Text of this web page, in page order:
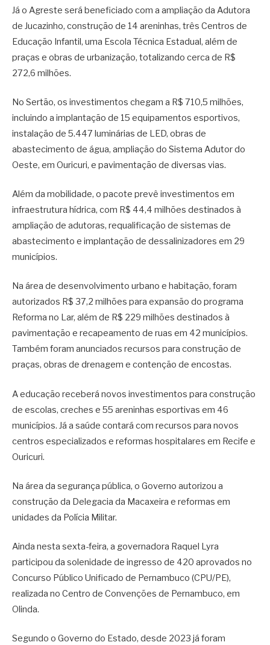
Já o Agreste será beneficiado com a ampliação da Adutora
de Jucazinho, construção de 14 areninhas, três Centros de
Educação Infantil, uma Escola Técnica Estadual, além de
praças e obras de urbanização, totalizando cerca de R$
272,6 milhões.
No Sertão, os investimentos chegam a R$ 710,5 milhões,
incluindo a implantação de 15 equipamentos esportivos,
instalação de 5.447 luminárias de LED, obras de
abastecimento de água, ampliação do Sistema Adutor do
Oeste, em Ouricuri, e pavimentação de diversas vias.
Além da mobilidade, o pacote prevê investimentos em
infraestrutura hídrica, com R$ 44,4 milhões destinados à
ampliação de adutoras, requalificação de sistemas de
abastecimento e implantação de dessalinizadores em 29
municípios.
Na área de desenvolvimento urbano e habitação, foram
autorizados R$ 37,2 milhões para expansão do programa
Reforma no Lar, além de R$ 229 milhões destinados à
pavimentação e recapeamento de ruas em 42 municípios.
Também foram anunciados recursos para construção de
praças, obras de drenagem e contenção de encostas.
A educação receberá novos investimentos para construção
de escolas, creches e 55 areninhas esportivas em 46
municípios. Já a saúde contará com recursos para novos
centros especializados e reformas hospitalares em Recife e
Ouricuri.
Na área da segurança pública, o Governo autorizou a
construção da Delegacia da Macaxeira e reformas em
unidades da Polícia Militar.
Ainda nesta sexta-feira, a governadora Raquel Lyra
participou da solenidade de ingresso de 420 aprovados no
Concurso Público Unificado de Pernambuco (CPU/PE),
realizada no Centro de Convenções de Pernambuco, em
Olinda.
Segundo o Governo do Estado, desde 2023 já foram